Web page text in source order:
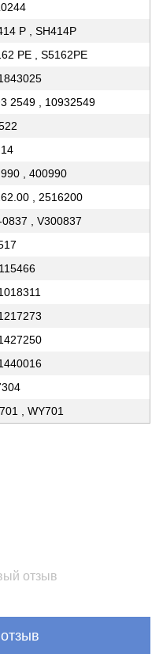
P , SH414P
PE , S5162PE
2549 , 10932549
, 400990
, 2516200
, V300837
, WY701
отзыв